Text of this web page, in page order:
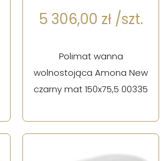
5 306,00 zł /szt.
Polimat wanna
wolnostojąca Amona New
czarny mat 150x75,5 00335